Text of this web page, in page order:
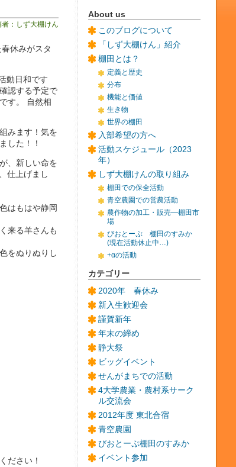
者：しず大棚けん
休みがスタ
動日和です
認する予定で
す。 自然相
みます！気を
した！！
、新しい命を
仕上げまし
はもはや静岡
来る羊さんも
をぬりぬりし
ださい！
About us
このブログについて
「しず大棚けん」紹介
棚田とは？
定義と歴史
分布
機能と価値
生き物
世界の棚田
入部希望の方へ
活動スケジュール（2023
年）
しず大棚けんの取り組み
棚田での保全活動
青空農園での営農活動
農作物の加工・販売―棚田市
場
びおとーぷ 棚田のすみか
(現在活動休止中…)
+αの活動
カテゴリー
2020年 春休み
新入生歓迎会
謹賀新年
年末の締め
静大祭
ビッグイベント
せんがまちでの活動
4大学農業・農村系サーク
ル交流会
2012年度 東北合宿
青空農園
びおとーぷ棚田のすみか
イベント参加